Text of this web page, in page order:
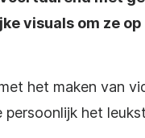
visuals om ze
het maken van
persoonlijk het